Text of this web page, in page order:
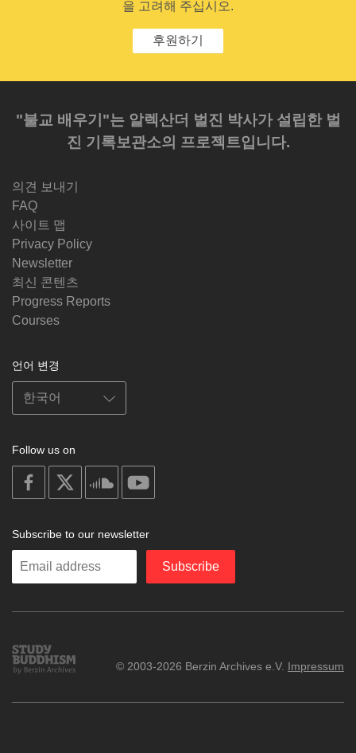
을 고려해 주십시오.
후원하기
"불교 배우기"는 알렉산더 벌진 박사가 설립한 벌
진 기록보관소의 프로젝트입니다.
의견 보내기
FAQ
사이트 맵
Privacy Policy
Newsletter
최신 콘텐츠
Progress Reports
Courses
언어 변경
Follow us on
on
facebook
soundcloud
Subscribe to our newsletter
Enter
Subscribe
Study
Buddhism
© 2003-2026 Berzin Archives e.V. Impressum